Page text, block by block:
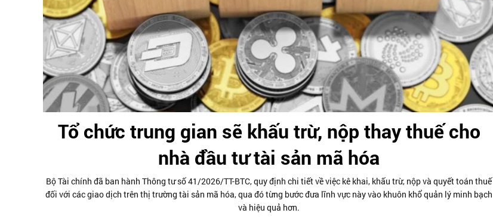
Tổ chức trung gian sẽ khấu trừ, nộp thay thuế cho
nhà đầu tư tài sản mã hóa
Bộ Tài chính đã ban hành Thông tư số 41/2026/TT-BTC, quy định chi tiết về việc kê khai, khấu trừ, nộp và quyết toán thuế
đối với các giao dịch trên thị trường tài sản mã hóa, qua đó từng bước đưa lĩnh vực này vào khuôn khổ quản lý minh bạch
và hiệu quả hơn.